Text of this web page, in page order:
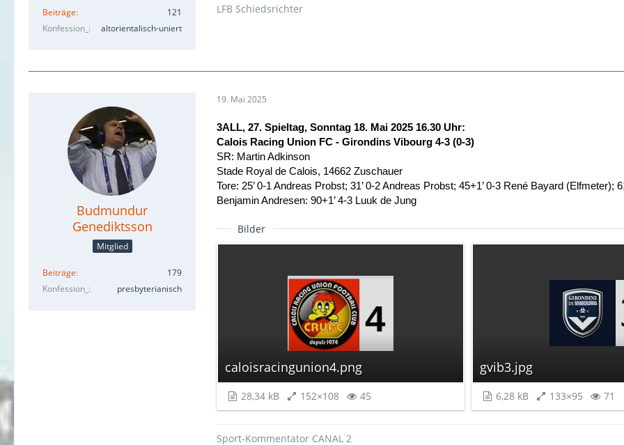
Beiträge
121
Konfession_
altorientalisch-uniert
LFB Schiedsrichter
Budmundur
Genediktsson
Mitglied
Beiträge
179
Konfession_
presbyterianisch
19. Mai 2025
3ALL, 27. Spieltag, Sonntag 18. Mai 2025 16.30 Uhr:
Calois Racing Union FC - Girondins Vibourg 4-3 (0-3)
SR: Martin Adkinson
Stade Royal de Calois, 14662 Zuschauer
Tore: 25’ 0-1 Andreas Probst; 31’ 0-2 Andreas Probst; 45+1’ 0-3 René Bayard (Elfmeter);
Benjamin Andresen: 90+1’ 4-3 Luuk de Jung
Bilder
caloisracingunion4.png
28,34 kB 152×108 45
gvib3.jpg
6,28 kB 133×95 71
Sport-Kommentator CANAL 2